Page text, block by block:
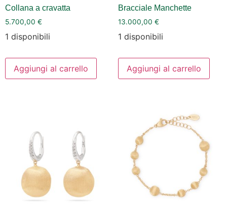
Collana a cravatta
5.700,00 €
1 disponibili
Aggiungi al carrello
Bracciale Manchette
13.000,00 €
1 disponibili
Aggiungi al carrello